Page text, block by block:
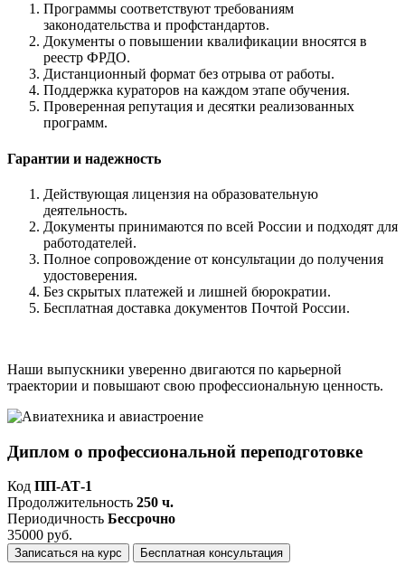
Программы соответствуют требованиям
законодательства и профстандартов.
Документы о повышении квалификации вносятся в
реестр ФРДО.
Дистанционный формат без отрыва от работы.
Поддержка кураторов на каждом этапе обучения.
Проверенная репутация и десятки реализованных
программ.
Гарантии и надежность
Действующая лицензия на образовательную
деятельность.
Документы принимаются по всей России и подходят для
работодателей.
Полное сопровождение от консультации до получения
удостоверения.
Без скрытых платежей и лишней бюрократии.
Бесплатная доставка документов Почтой России.
Наши выпускники уверенно двигаются по карьерной
траектории и повышают свою профессиональную ценность.
Диплом о профессиональной переподготовке
Код ПП-АТ-1
Продолжительность 250 ч.
Периодичность Бессрочно
35000 руб.
Записаться на курс Бесплатная консультация